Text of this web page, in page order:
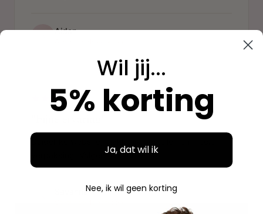
Aidan
verpakking. Volgende keer weer.
Savannah
Wil jij...
5% korting
Ja, dat wil ik
Nee, ik wil geen korting